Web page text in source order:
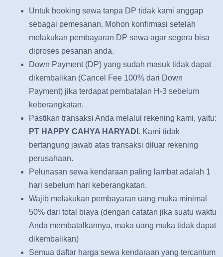
Untuk booking sewa tanpa DP tidak kami anggap
sebagai pemesanan. Mohon konfirmasi setelah
melakukan pembayaran DP sewa agar segera bisa
diproses pesanan anda.
Down Payment (DP) yang sudah masuk tidak dapat
dikembalikan (Cancel Fee 100% dari Down
Payment) jika terdapat pembatalan H-3 sebelum
keberangkatan.
Pastikan transaksi Anda melalui rekening kami, yaitu:
PT HAPPY CAHYA HARYADI . Kami tidak
bertangung jawab atas transaksi diluar rekening
perusahaan.
Pelunasan sewa kendaraan paling lambat adalah 1
hari sebelum hari keberangkatan.
Wajib melakukan pembayaran uang muka minimal
50% dari total biaya (dengan catatan jika suatu waktu
Anda membatalkannya, maka uang muka tidak dapat
dikembalikan)
Semua daftar harga sewa kendaraan yang tercantum